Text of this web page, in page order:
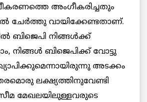
അംഗീകരിച്ചതും
ചേര്‍ത്തു വായിക്കേണ്ടതാണ്.
ബിജെപി നിങ്ങള്‍ക്ക്
നിങ്ങള്‍ ബിജെപിക്ക് വോട്ടു
അടക്കം
ലക്ഷ്യത്തിനുവേണ്ടി
മേഖലയിലുള്ളവരുടെ